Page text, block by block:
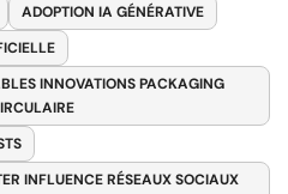
ADOPTION IA GÉNÉRATIVE
INNOVATIONS PACKAGING
INFLUENCE RÉSEAUX SOCIAUX